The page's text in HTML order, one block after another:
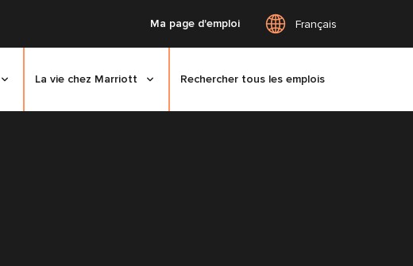
Ma page d'emploi Français
La vie chez Marriott Rechercher tous les emplois